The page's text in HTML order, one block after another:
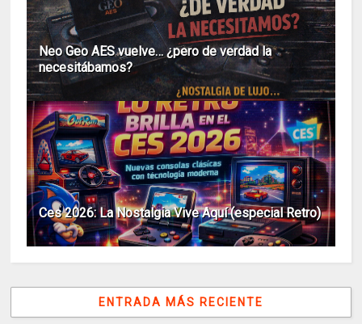
Neo Geo AES vuelve… ¿pero de verdad la
necesitábamos?
Ces 2026: La Nostalgia Vive Aquí (especial Retro)
ENTRADA MÁS RECIENTE